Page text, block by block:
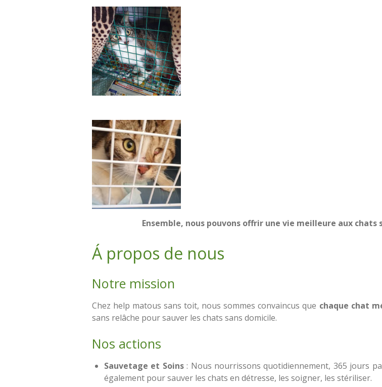
Ensemble, nous pouvons offrir une vie meilleure aux
Á propos de nous
Notre mission
Chez help matous sans toit, nous sommes convaincus que chaque chat
sans relâche pour sauver les chats sans domicile.
Nos actions
Sauvetage et Soins : Nous nourrissons quotidiennement, 365 jours
également pour sauver les chats en détresse, les soigner, les stériliser.